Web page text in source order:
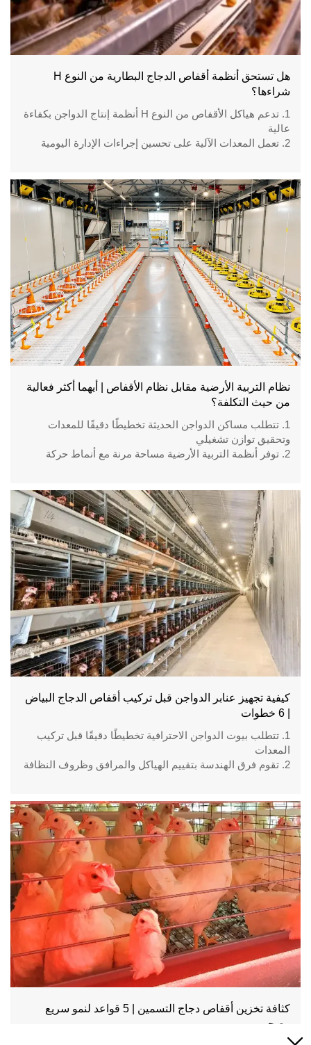
هل تستحق أنظمة أقفاص الدجاج البطارية من النوع H
شراءها؟
1. تدعم هياكل الأقفاص من النوع H أنظمة إنتاج الدواجن بكفاءة
عالية
2. تعمل المعدات الآلية على تحسين إجراءات الإدارة اليومية
4. تعتمد المزارع الحديثة على تكامل موثوق للمعدات
5. رقم الاستقبال / WhatsApp: +8618830120193
نظام التربية الأرضية مقابل نظام الأقفاص | أيهما أكثر فعالية
من حيث التكلفة؟
1. تتطلب مساكن الدواجن الحديثة تخطيطًا دقيقًا للمعدات
وتحقيق توازن تشغيلي
2. توفر أنظمة التربية الأرضية مساحة مرنة مع أنماط حركة
4. تعتمد قرارات تصميم المزرعة على السعة والمناخ وظروف
الموارد
كيفية تجهيز عنابر الدواجن قبل تركيب أقفاص الدجاج البياض
| 6 خطوات
1. تتطلب بيوت الدواجن الاحترافية تخطيطًا دقيقًا قبل تركيب
المعدات
2. تقوم فرق الهندسة بتقييم الهياكل والمرافق وظروف النظافة
خلال التصاميم المتكاملة
4. تعمل التحضيرات الفنية على تحسين دقة تركيب المعدات
وإدارة المشروع
5. رقم الاستقبال / WhatsApp: +8618830120193
كثافة تخزين أقفاص دجاج التسمين | 5 قواعد لنمو سريع
وصحي